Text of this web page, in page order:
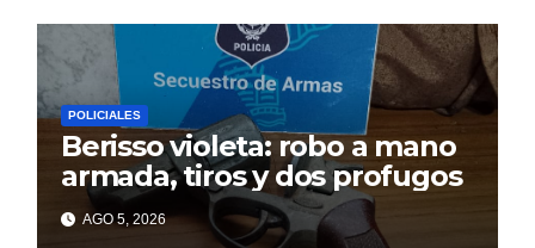
POLICIALES
Berisso violeta: robo a mano
armada, tiros y dos profugos
AGO 5, 2026